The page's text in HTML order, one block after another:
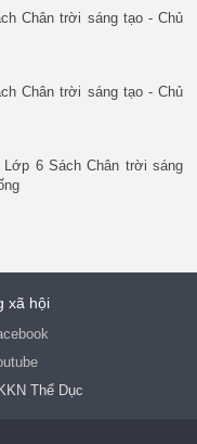
Chân trời sáng tạo - Chủ
Chân trời sáng tạo - Chủ
6 Sách Chân trời sáng
xã hội
Thể Dục